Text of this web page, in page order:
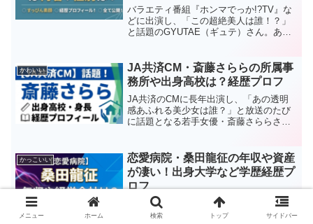
バラエティ番組『ホンマでっか!?TV』な
どに出演し、「この超絶美人は誰！？」
と話題のGYUTAE（ギュテ）さん。あま
歴、年齢・身長などのプロフィールをわ
かりやすくまとめ...
かわいい
JA共済CM・斎藤さららの所属事
務所や出身高校は？経歴プロフ
JA共済のCMに長年出演し、「あの透明
感あふれる美少女は誰？」と放送のたび
に話題となる若手女優・斎藤さららさ
校、これまでの経歴を徹底調査してまと
めました！本記事の内容斎...
かっこいい
恋愛病院・桑田龍征の年収や資産
が凄い！出身大学など学歴経歴プ
ロフ
恋愛リアリティー番組『恋愛病院』への
出演が噂され、ネット上で大きな話題を
メニュー ホーム 検索 トップ サイドバー